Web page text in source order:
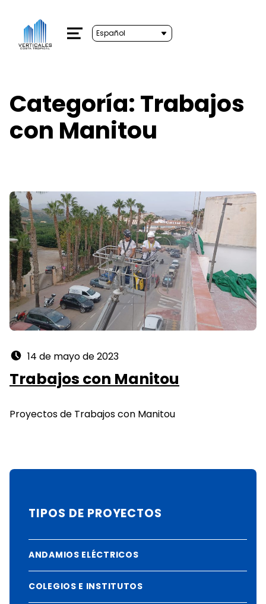
MENU
Categoría: Trabajos
con Manitou
Posted on:
14 de mayo de 2023
Trabajos con Manitou
Proyectos de Trabajos con Manitou
TIPOS DE PROYECTOS
ANDAMIOS ELÉCTRICOS
COLEGIOS E INSTITUTOS